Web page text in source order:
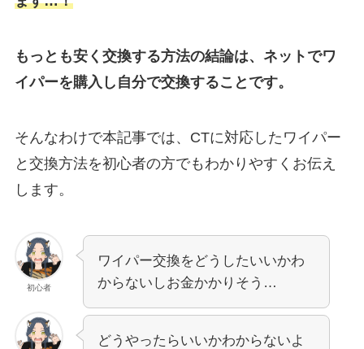
もっとも安く交換する方法の結論は、ネットでワ
イパーを購入し自分で交換することです。
そんなわけで本記事では、 CTに対応したワイパー
と交換方法を初心者の方でもわかりやすくお伝え
します。
初心者
ワイパー交換をどうしたいいかわ
からないしお金かかりそう…
どうやったらいいかわからないよ